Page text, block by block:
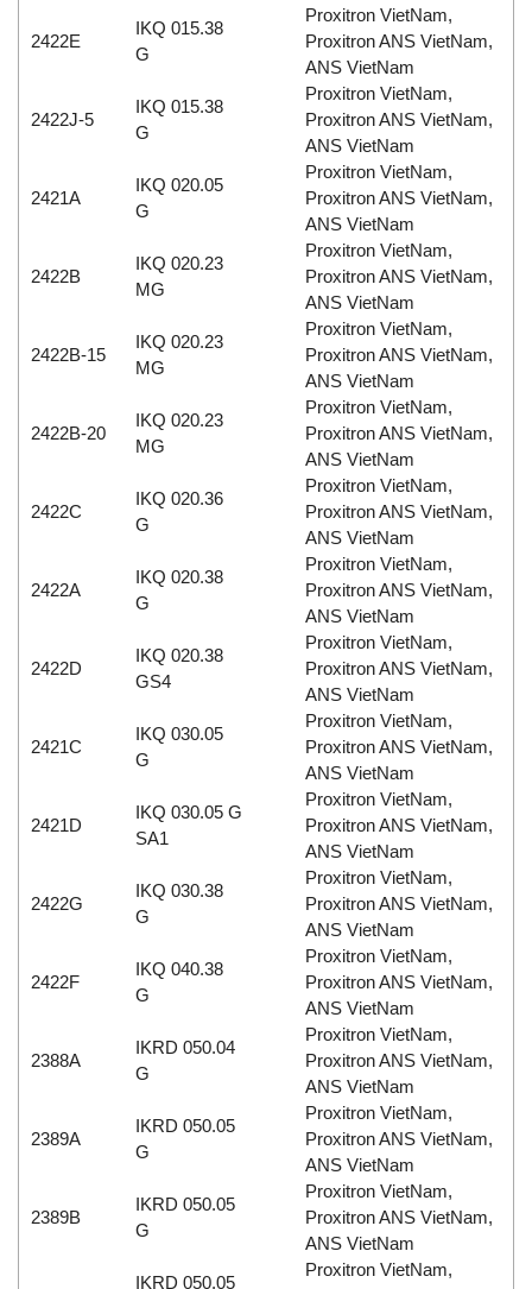
2422E
IKQ 015.38
G
Proxitron VietNam,
Proxitron ANS VietNam,
ANS VietNam
2422J-5
IKQ 015.38
G
Proxitron VietNam,
Proxitron ANS VietNam,
ANS VietNam
2421A
IKQ 020.05
G
Proxitron VietNam,
Proxitron ANS VietNam,
ANS VietNam
2422B
IKQ 020.23
MG
Proxitron VietNam,
Proxitron ANS VietNam,
ANS VietNam
2422B-15
IKQ 020.23
MG
Proxitron VietNam,
Proxitron ANS VietNam,
ANS VietNam
2422B-20
IKQ 020.23
MG
Proxitron VietNam,
Proxitron ANS VietNam,
ANS VietNam
2422C
IKQ 020.36
G
Proxitron VietNam,
Proxitron ANS VietNam,
ANS VietNam
2422A
IKQ 020.38
G
Proxitron VietNam,
Proxitron ANS VietNam,
ANS VietNam
2422D
IKQ 020.38
GS4
Proxitron VietNam,
Proxitron ANS VietNam,
ANS VietNam
2421C
IKQ 030.05
G
Proxitron VietNam,
Proxitron ANS VietNam,
ANS VietNam
2421D
IKQ 030.05 G
SA1
Proxitron VietNam,
Proxitron ANS VietNam,
ANS VietNam
2422G
IKQ 030.38
G
Proxitron VietNam,
Proxitron ANS VietNam,
ANS VietNam
2422F
IKQ 040.38
G
Proxitron VietNam,
Proxitron ANS VietNam,
ANS VietNam
2388A
IKRD 050.04
G
Proxitron VietNam,
Proxitron ANS VietNam,
ANS VietNam
2389A
IKRD 050.05
G
Proxitron VietNam,
Proxitron ANS VietNam,
ANS VietNam
2389B
IKRD 050.05
G
Proxitron VietNam,
Proxitron ANS VietNam,
ANS VietNam
IKRD 050.05
Proxitron VietNam,